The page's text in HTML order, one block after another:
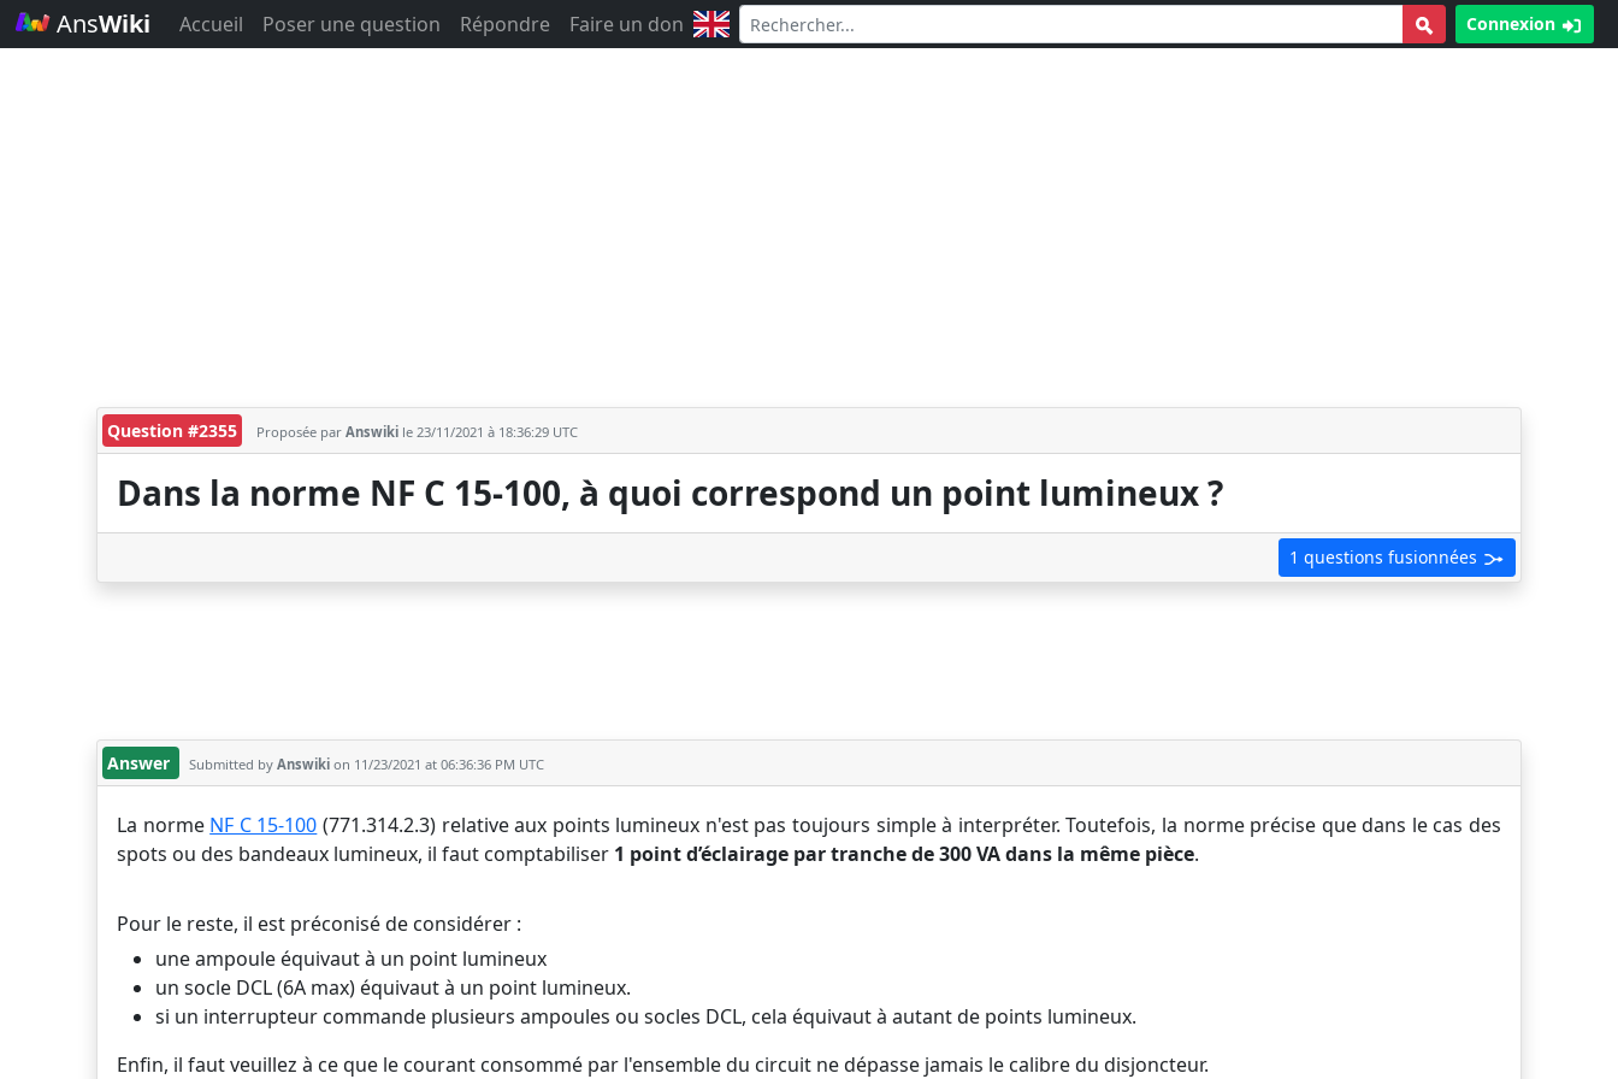
AnsWiki Accueil Poser une question Répondre Faire un don Connexion
Question #2355 Proposée par Answiki le 23/11/2021 à 18:36:29 UTC
Dans la norme NF C 15-100, à quoi correspond un point lumineux ?
1 questions fusionnées
Answer Submitted by Answiki on 11/23/2021 at 06:36:36 PM UTC
La norme NF C 15-100 (771.314.2.3) relative aux points lumineux n'est pas toujours simple à interpréter. Toutefois, la norme précise que dans le cas des
spots ou des bandeaux lumineux, il faut comptabiliser 1 point d’éclairage par tranche de 300 VA dans la même pièce.
Pour le reste, il est préconisé de considérer :
une ampoule équivaut à un point lumineux
un socle DCL (6A max) équivaut à un point lumineux.
si un interrupteur commande plusieurs ampoules ou socles DCL, cela équivaut à autant de points lumineux.
Enfin, il faut veuillez à ce que le courant consommé par l'ensemble du circuit ne dépasse jamais le calibre du disjoncteur.